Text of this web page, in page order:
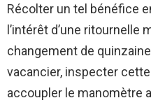
Récolter un tel bénéfice
l’intérêt d’une ritournelle
changement de
vacancier, inspecter
accoupler le manomètre